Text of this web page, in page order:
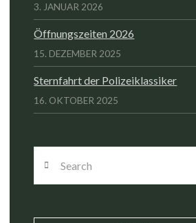
3. JANUAR 2026
Öffnungszeiten 2026
15. DEZEMBER 2025
Sternfahrt der Polizeiklassiker
16. OKTOBER 2025